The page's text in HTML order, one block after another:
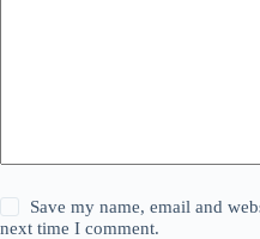
Save my name, email and
next time I comment.